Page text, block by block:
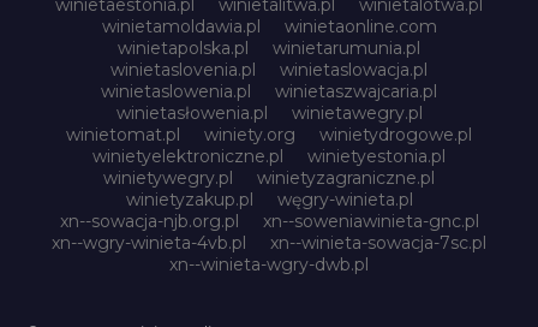
winietaestonia.pl
winietalitwa.pl
winietalotwa.pl
winietamoldawia.pl
winietaonline.com
winietapolska.pl
winietarumunia.pl
winietaslovenia.pl
winietaslowacja.pl
winietaslowenia.pl
winietaszwajcaria.pl
winietasłowenia.pl
winietawegry.pl
winietomat.pl
winiety.org
winietydrogowe.pl
winietyelektroniczne.pl
winietyestonia.pl
winietywegry.pl
winietyzagraniczne.pl
winietyzakup.pl
węgry-winieta.pl
xn--sowacja-njb.org.pl
xn--soweniawinieta-gnc.pl
xn--wgry-winieta-4vb.pl
xn--winieta-sowacja-7sc.pl
xn--winieta-wgry-dwb.pl